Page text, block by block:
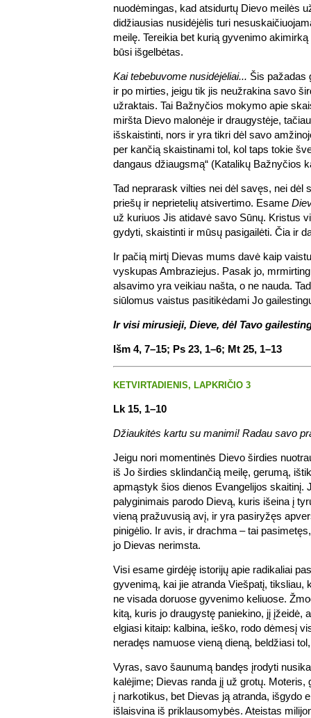
nuodėmingas, kad atsidurtų Dievo meilės
didžiausias nusidėjėlis turi
meilę. Tereikia bet kurią gyvenimo
būsi išgelbėtas.
Kai tebebuvome nusidėjėliai... Šis pažadas
ir po mirties, jeigu tik jis neužrakina savo
užraktais. Tai Bažnyčios mokymo apie
miršta Dievo malonėje ir draugystėje,
išskaistinti, nors ir yra tikri dėl savo
per kančią skaistinami tol, kol taps tokie
dangaus džiaugsmą“ (Katalikų Bažnyčios
Tad neprarask vilties nei dėl savęs, nei dėl
priešų ir neprietelių atsivertimo. Esame
už kuriuos Jis atidavė savo Sūnų. Kristus
gydyti, skaistinti ir mūsų pasigailėti. Čia ir
Ir pačią mirtį Dievas mums davė kaip
vyskupas Ambraziejus. Pasak jo,
alsavimo yra veikiau našta, o ne nauda.
siūlomus vaistus pasitikėdami Jo
Ir visi mirusieji, Dieve, dėl Tavo
Išm 4, 7–15; Ps 23, 1–6; Mt 25, 1–13
KETVIRTADIENIS, LAPKRIČIO 3
Lk 15, 1–10
Džiaukitės kartu su manimi! Radau savo
Jeigu nori momentinės Dievo širdies
iš Jo širdies sklindančią meilę, gerumą,
apmąstyk šios dienos Evangelijos skaitinį.
palyginimais parodo Dievą, kuris išeina į
vieną pražuvusią avį, ir yra pasiryžęs
pinigėlio. Ir avis, ir drachma – tai
jo Dievas nerimsta.
Visi esame girdėję istorijų apie radikaliai
gyvenimą, kai jie atranda Viešpatį, tiksliau,
ne visada doruose gyvenimo keliuose.
kitą, kuris jo draugystę paniekino, jį įžeidė,
elgiasi kitaip: kalbina, ieško, rodo dėmesį
neradęs namuose vieną dieną, beldžiasi
Vyras, savo šaunumą bandęs įrodyti
kalėjime; Dievas randa jį už grotų. Moteris,
į narkotikus, bet Dievas ją atranda, išgydo
išlaisvina iš priklausomybės. Ateistas